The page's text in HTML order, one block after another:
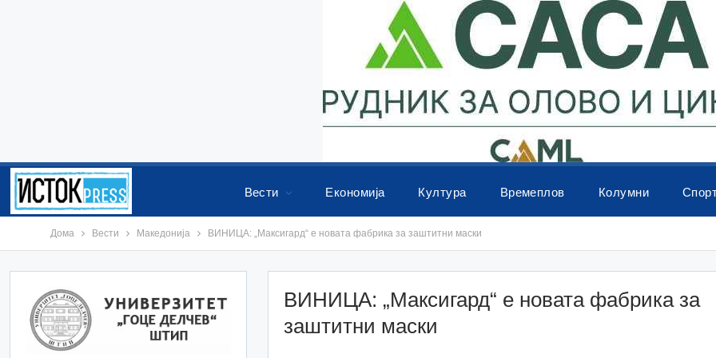
Вести Економија Култура Времеплов Колумни
Дома Вести Македонија ВИНИЦА: „Максигард“ е новата фабрика за заштитни маски
ВИНИЦА: „Максигард“ е новата фабрика за
заштитни маски